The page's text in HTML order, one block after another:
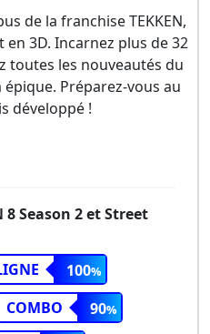
de la franchise TEKKEN,
3D. Incarnez plus de 32
toutes les nouveautés du
Préparez-vous au
développé !
Season 2 et Street
100
COMBO
90